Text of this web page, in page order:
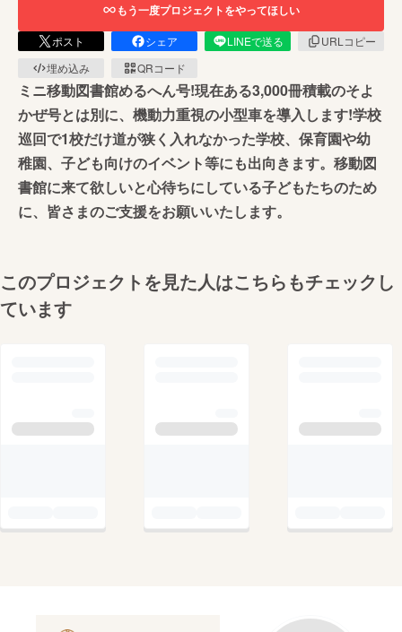
もう一度プロジェクトをやってほしい
ポスト シェア LINEで送る
URLコピー
埋め込み
QRコード
ミニ移動図書館めるへん号!現在ある3,000冊積載のそよ
かぜ号とは別に、機動力重視の小型車を導入します!学校
巡回で1校だけ道が狭く入れなかった学校、保育園や幼
稚園、子ども向けのイベント等にも出向きます。移動図
書館に来て欲しいと心待ちにしている子どもたちのため
に、皆さまのご支援をお願いいたします。
このプロジェクトを見た人はこちらもチェックし
ています